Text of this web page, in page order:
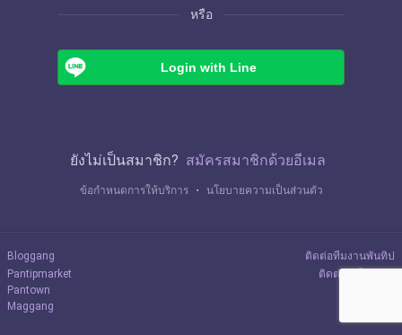
หรือ
Login with Line
ยังไม่เป็นสมาชิก? สมัครสมาชิกด้วยอีเมล
ข้อกำหนดการให้บริการ ・ นโยบายความเป็นส่วนตัว
Bloggang
Pantipmarket
Pantown
Maggang
ติดต่อทีมงานพันทิป
ติดต่อลงโฆษณา